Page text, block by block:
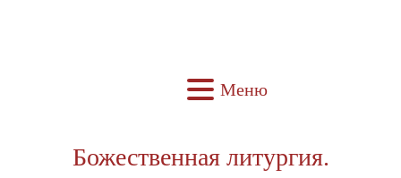
Меню
Божественная литургия.